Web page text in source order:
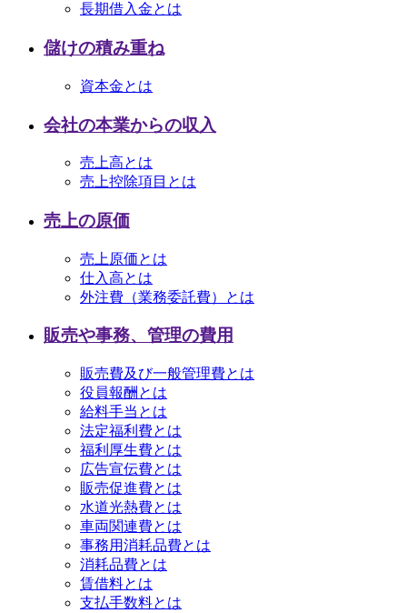
長期借入金とは
儲けの積み重ね
資本金とは
会社の本業からの収入
売上高とは
売上控除項目とは
売上の原価
売上原価とは
仕入高とは
外注費（業務委託費）とは
販売や事務、管理の費用
販売費及び一般管理費とは
役員報酬とは
給料手当とは
法定福利費とは
福利厚生費とは
広告宣伝費とは
販売促進費とは
水道光熱費とは
車両関連費とは
事務用消耗品費とは
消耗品費とは
賃借料とは
支払手数料とは